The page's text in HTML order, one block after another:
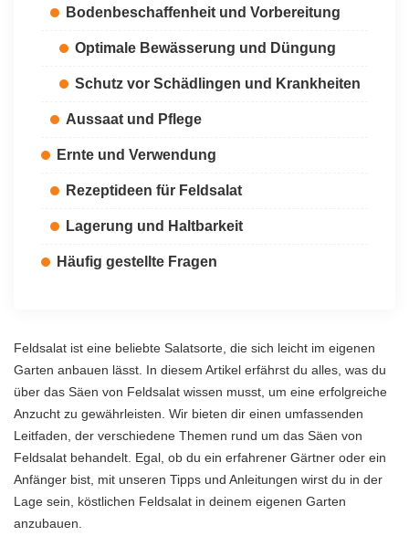
Bodenbeschaffenheit und Vorbereitung
Optimale Bewässerung und Düngung
Schutz vor Schädlingen und Krankheiten
Aussaat und Pflege
Ernte und Verwendung
Rezeptideen für Feldsalat
Lagerung und Haltbarkeit
Häufig gestellte Fragen
Feldsalat ist eine beliebte Salatsorte, die sich leicht im eigenen
Garten anbauen lässt. In diesem Artikel erfährst du alles, was du
über das Säen von Feldsalat wissen musst, um eine erfolgreiche
Anzucht zu gewährleisten. Wir bieten dir einen umfassenden
Leitfaden, der verschiedene Themen rund um das Säen von
Feldsalat behandelt. Egal, ob du ein erfahrener Gärtner oder ein
Anfänger bist, mit unseren Tipps und Anleitungen wirst du in der
Lage sein, köstlichen Feldsalat in deinem eigenen Garten
anzubauen.